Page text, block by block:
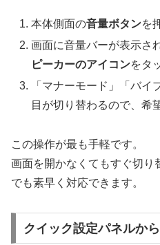
本体側面の音量ボタンを
画面に音量バーが表示さ
ピーカーのアイコンをタ
「マナーモード」「バ
目が切り替わるので、希
この操作が最も手軽です。
画面を開かなくてもすぐ切り
でも素早く対応できます。
クイック設定パネルか